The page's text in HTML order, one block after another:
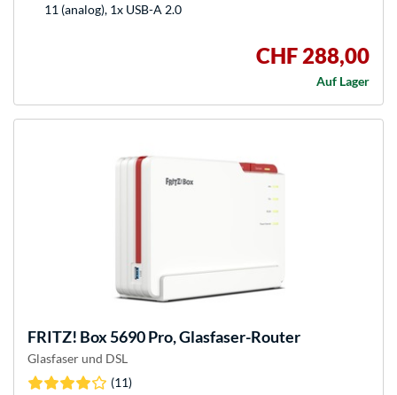
11 (analog), 1x USB-A 2.0
CHF 288,00
Auf Lager
FRITZ! Box 5690 Pro, Glasfaser-Router
Glasfaser und DSL
(11)